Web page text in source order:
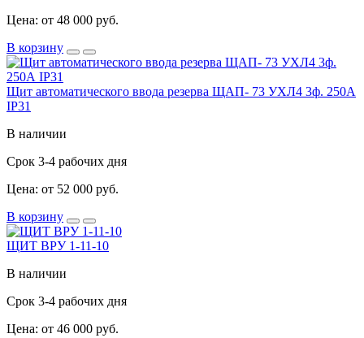
Цена: от 48 000 руб.
В корзину
Щит автоматического ввода резерва ЩАП- 73 УХЛ4 3ф. 250А
IP31
В наличии
Срок 3-4 рабочих дня
Цена: от 52 000 руб.
В корзину
ЩИТ ВРУ 1-11-10
В наличии
Срок 3-4 рабочих дня
Цена: от 46 000 руб.